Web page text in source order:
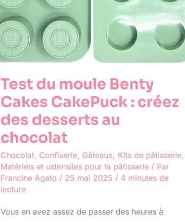
Test du moule Benty
Cakes CakePuck : créez
des desserts au
chocolat
Chocolat, Confiserie, Gâteaux, Kits de pâtisserie,
Matériels et ustensiles pour la pâtisserie / Par
Francine Agato / 25 mai 2025 / 4 minutes de
lecture
Vous en avez assez de passer des heures à